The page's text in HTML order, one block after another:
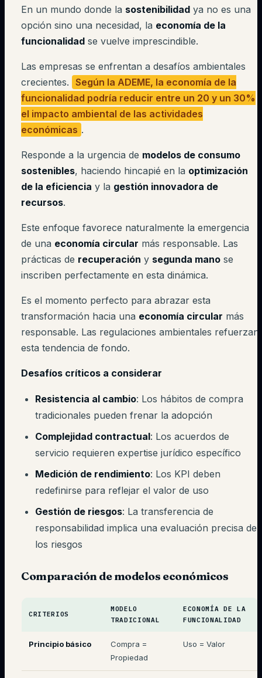
En un mundo donde la sostenibilidad ya no es una
opción sino una necesidad, la economía de la
funcionalidad se vuelve imprescindible.
Las empresas se enfrentan a desafíos ambientales
crecientes.
Según la ADEME, la economía de la
funcionalidad podría reducir entre un 20 y un 30%
el impacto ambiental de las actividades
económicas .
Responde a la urgencia de modelos de consumo
sostenibles, haciendo hincapié en la optimización
de la eficiencia y la gestión innovadora de
recursos.
Este enfoque favorece naturalmente la emergencia
de una economía circular más responsable. Las
prácticas de recuperación y segunda mano se
inscriben perfectamente en esta dinámica.
Es el momento perfecto para abrazar esta
transformación hacia una economía circular más
responsable. Las regulaciones ambientales refuerzan
esta tendencia de fondo.
Desafíos críticos a considerar
Resistencia al cambio: Los hábitos de compra
tradicionales pueden frenar la adopción
Complejidad contractual: Los acuerdos de
servicio requieren expertise jurídico específico
Medición de rendimiento: Los KPI deben
redefinirse para reflejar el valor de uso
Gestión de riesgos: La transferencia de
responsabilidad implica una evaluación precisa de
los riesgos
Comparación de modelos económicos
CRITERIOS
MODELO
TRADICIONAL
ECONOMÍA DE LA
FUNCIONALIDAD
Principio básico
Compra =
Propiedad
Uso = Valor